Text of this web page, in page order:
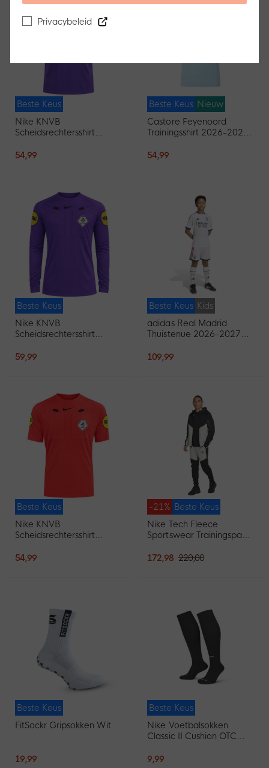
Privacybeleid
Beste Keus
Nike KNVB
Scheidsrechtersshirt
54,99
Beste Keus Nieuw
Castore Feyenoord
Trainingsshirt 2026-2027
54,99
Beste Keus
Nike KNVB
Scheidsrechtersshirt
Mouwen Paars Zwart
59,99
Beste Keus Kids
adidas Real Madrid
Thuistenue 2026-2027
109,99
Beste Keus
Nike KNVB
Scheidsrechtersshirt
Zwart
54,99
Beste Keus
-21%
Nike Tech Fleece
Sportswear Trainingspak
172,98 220,00
Beste Keus
FitSockr Gripsokken Wit
19,99
Beste Keus
Nike Voetbalsokken
Classic II Cushion OTC
9,99